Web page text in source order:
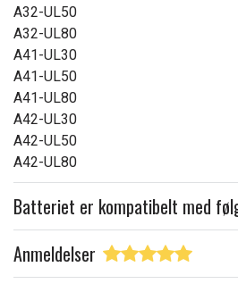
A32-UL50
A32-UL80
A41-UL30
A41-UL50
A41-UL80
A42-UL30
A42-UL50
A42-UL80
Batteriet er kompatibelt med
Anmeldelser